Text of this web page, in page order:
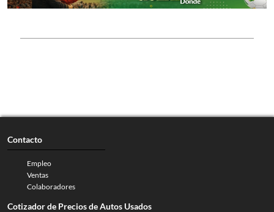
Contacto
Empleo
Ventas
Colaboradores
Cotizador de Precios de Autos Usados